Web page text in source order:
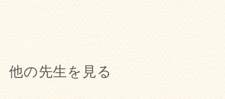
他の先生を見る